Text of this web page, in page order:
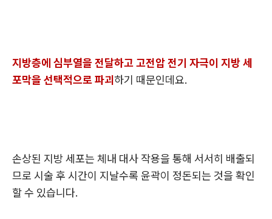
지방층에 심부열을 전달하고 고전압 전기 자극이 지방 세
포막을 선택적으로 파괴하기 때문인데요.
손상된 지방 세포는 체내 대사 작용을 통해 서서히 배출되
므로 시술 후 시간이 지날수록 윤곽이 정돈되는 것을 확인
할 수 있습니다.